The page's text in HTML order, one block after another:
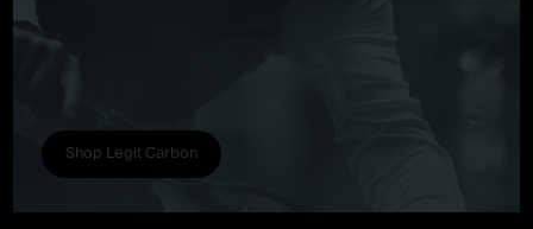
Shop Legit Carbon